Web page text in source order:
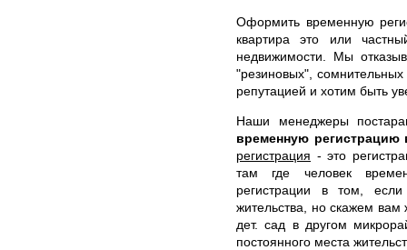
Оформить временную
квартира это или
недвижимости. Мы
"резиновых",
репутацией и хотим быть
Наши менеджеры
временную регистрацию
регистрация - это
там где человек
регистрации в том,
жительства, но скажем вам
дет. сад в другом
постоянного места